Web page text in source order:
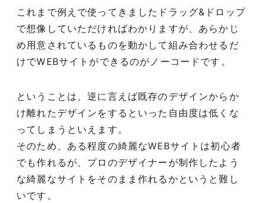
これまで例えで使ってきましたドラッグ&ドロップ
で想像していただければわかりますが、あらかじ
め用意されているものを動かして組み合わせるだ
けでWEBサイトができるのがノーコードです。
ということは、逆に言えば既存のデザインからか
け離れたデザインをするといった自由度は低くな
ってしまうといえます。
そのため、ある程度の綺麗なWEBサイトは初心者
でも作れるが、プロのデザイナーが制作したよう
な綺麗なサイトをそのまま作れるかというと難し
いです。